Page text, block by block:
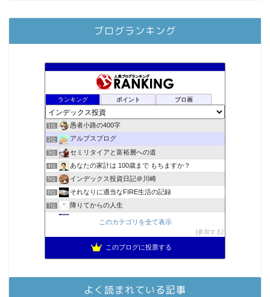
ブログランキング
ランキング ポイント ブロ画
1位 愚者小路の400字
2位 アルプスブログ
3位 セミリタイアと富裕層への道
4位 あなたの家計は 100歳まで もちますか？
5位 インデックス投資日記＠川崎
6位 それなりに適当なFIRE生活の記録
7位 降りてからの人生
2023年(46歳)FIRE！！！＠20XX年FIRE！！！
スパコンSEが効率的投資で一家セミリタイアするブログ
3階建ての資産形成
11位 お金に困らない生活（インデックス投資ブログ）
庶民的家族がインデックス投資でセミリタイア目指してみた
このカテゴリを全て表示
参加する
このブログに投票する
よく読まれている記事